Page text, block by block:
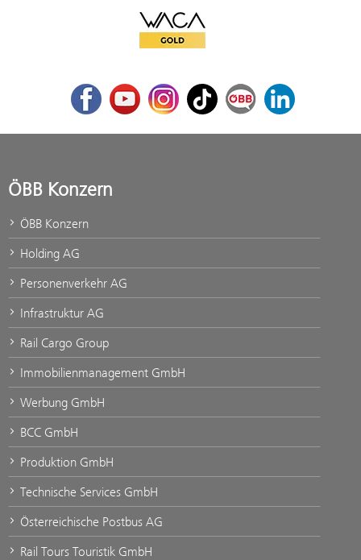
WACA Gold
FacebookYoutubeInstagram
TikTok ÖBB Corporate Blog
LinkedIn
ÖBB Konzern
ÖBB Konzern
Holding AG
Personenverkehr AG
Infrastruktur AG
Rail Cargo Group
Immobilienmanagement GmbH
Werbung GmbH
BCC GmbH
Produktion GmbH
Technische Services GmbH
Österreichische Postbus AG
Rail Tours Touristik GmbH